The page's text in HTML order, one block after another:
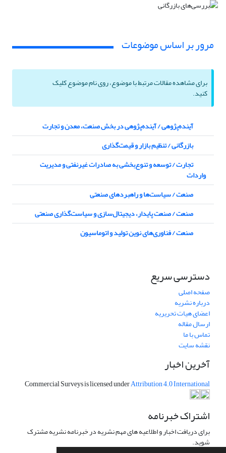
مرور بر اساس موضوعات
برای مشاهده مقالات مرتبط با موضوع، روی نام موضوع کلیک
کنید.
آینده‌پژوهی / آینده‌پژوهی در بخش صنعت، معدن و تجارت
بازرگانی / تنظیم بازار و قیمت‌گذاری
تجارت / توسعه و تنوع‌بخشی به صادرات غیرنفتی و مدیریت
واردات
صنعت / سیاست‌ها و راهبردهای صنعتی
صنعت / صنعت پایدار، دیجیتال‌سازی و سیاست‌گذاری صنعتی
صنعت / فناوری‌های نوین تولید و اتوماسیون
دسترسی سریع
صفحه اصلی
درباره نشریه
اعضای هیات تحریریه
ارسال مقاله
تماس با ما
نقشه سایت
آخرین اخبار
Commercial Surveys is licensed underAttribution 4.0 International
اشتراک خبرنامه
برای دریافت اخبار و اطلاعیه های مهم نشریه در خبرنامه نشریه مشترک
شوید.